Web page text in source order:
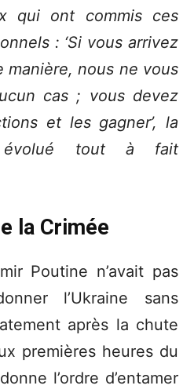
qui ont commis ces
: ‘Si vous arrivez
manière, nous ne vous
cas ; vous devez
et les gagner’, la
évolué tout à fait
la Crimée
Poutine n’avait pas
l’Ukraine sans
après la chute
premières heures du
l’ordre d’entamer